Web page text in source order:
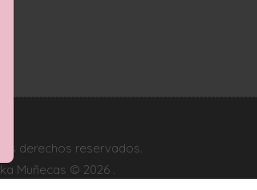
derechos reservados.
Muñecas © 2026 .